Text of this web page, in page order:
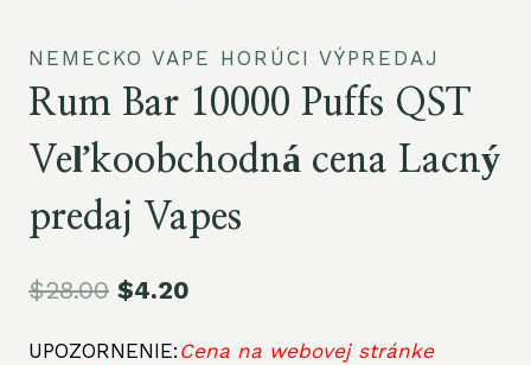
NEMECKO VAPE HORÚCI VÝPREDAJ
Rum Bar 10000 Puffs QST
Veľkoobchodná cena Lacný
predaj Vapes
$28.00 $4.20
UPOZORNENIE: Cena na webovej stránke